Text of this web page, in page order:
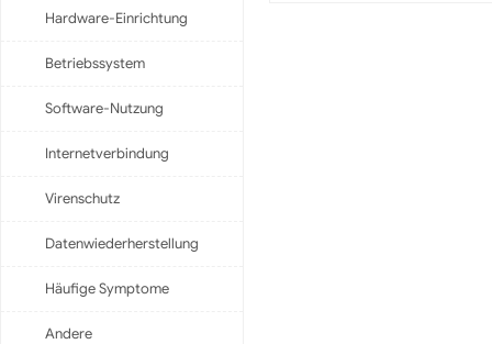
Hardware-Einrichtung
Betriebssystem
Software-Nutzung
Internetverbindung
Virenschutz
Datenwiederherstellung
Häufige Symptome
Andere